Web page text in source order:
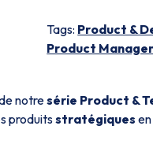
Tags: Product &
Product
notresérie Product &
produitsstratégiques